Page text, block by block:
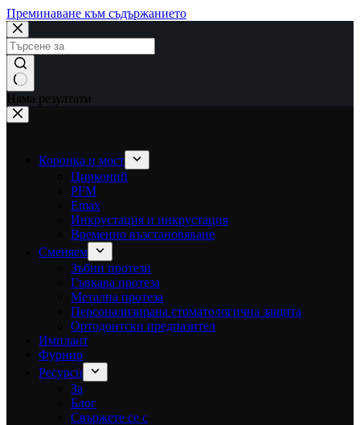
Преминаване към съдържанието
Няма резултати
Коронка и мост
Цирконий
PFM
Emax
Инкрустация и инкрустация
Временно възстановяване
Сменяем
Зъбни протези
Гъвкава протеза
Метална протеза
Персонализирана стоматологична защита
Ортодонтски предпазител
Имплант
Фурнир
Ресурси
За
Блог
Свържете се с